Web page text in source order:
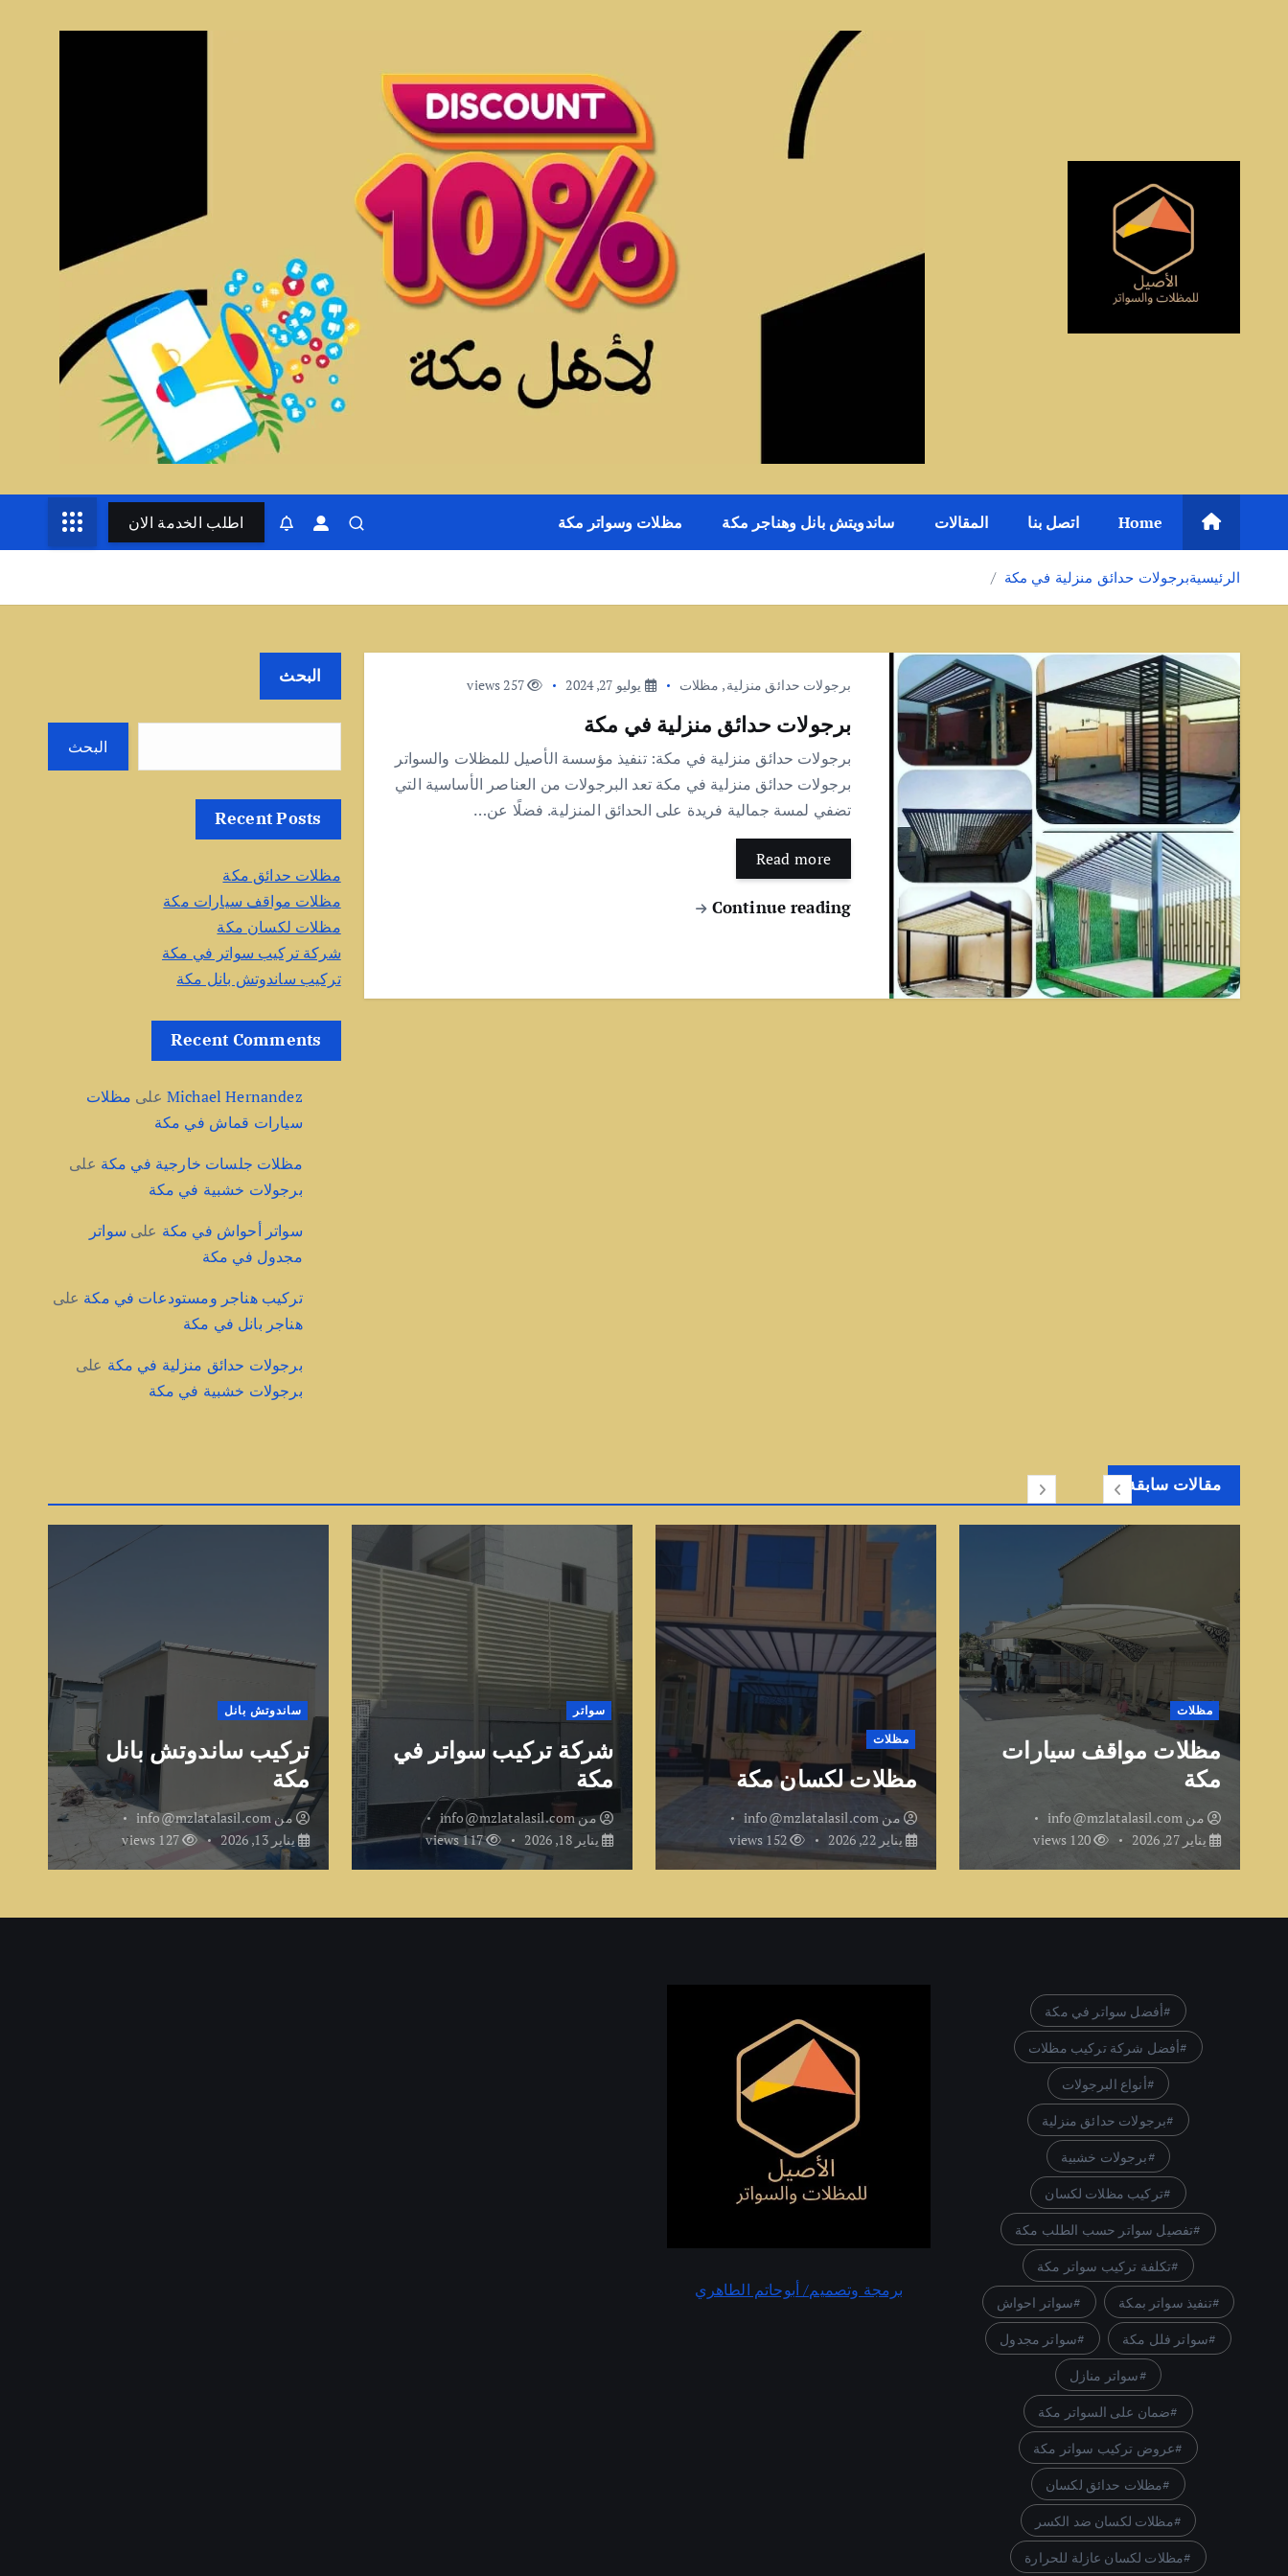
Home اتصل بنا المقالات ساندويتش بانل وهناجر مكة مظلات وسواتر مكة اطلب الخدمة الان
الرئيسيةبرجولات حدائق منزلية في مكة
برجولات حدائق منزلية, مظلات يوليو 27, 2024 257 views
برجولات حدائق منزلية في مكة
برجولات حدائق منزلية في مكة: تنفيذ مؤسسة الأصيل للمظلات والسواتر
برجولات حدائق منزلية في مكة تعد البرجولات من العناصر الأساسية التي
تضفي لمسة جمالية فريدة على الحدائق المنزلية. فضلًا عن…
Read more
Continue reading
البحث
البحث
Recent Posts
مظلات حدائق مكة
مظلات مواقف سيارات مكة
مظلات لكسان مكة
شركة تركيب سواتر في مكة
تركيب ساندوتش بانل مكة
Recent Comments
Michael Hernandez على مظلات
سيارات قماش في مكة
مظلات جلسات خارجية في مكة على
برجولات خشبية في مكة
سواتر أحواش في مكة على سواتر
مجدول في مكة
تركيب هناجر ومستودعات في مكة على
هناجر بانل في مكة
برجولات حدائق منزلية في مكة على
برجولات خشبية في مكة
مقالات سابقة
مظلات
مظلات مواقف سيارات
مكة
من info@mzlatalasil.com
يناير 27, 2026
120 views
مظلات
مظلات لكسان مكة
من info@mzlatalasil.com
يناير 22, 2026
152 views
سواتر
شركة تركيب سواتر في
مكة
منinfo@mzlatalasil.com
يناير 18, 2026
117 views
ساندوتش بانل
تركيب ساندوتش بانل
مكة
من info@mzlatalasil.com
يناير 13, 2026
127 views
أفضل سواتر في مكة
أفضل شركة تركيب مظلات
أنواع البرجولات
برجولات حدائق منزلية
برجولات خشبية
تركيب مظلات لكسان
تفصيل سواتر حسب الطلب مكة
تكلفة تركيب سواتر مكة
تنفيذ سواتر بمكة
سواتر احواش
سواتر فلل مكة
سواتر مجدول
سواتر منازل
ضمان على السواتر مكة
عروض تركيب سواتر مكة
مظلات حدائق لكسان
مظلات لكسان ضد الكسر
مظلات لكسان عازلة للحرارة
برمجة وتصميم/ أبوحاتم الطاهري